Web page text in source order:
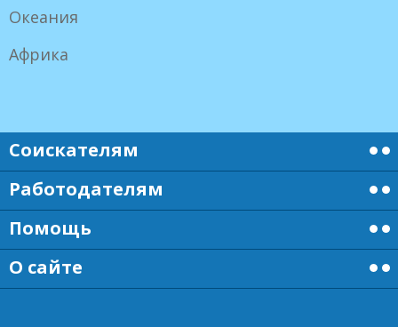
Океания
Африка
Соискателям
Работодателям
Помощь
О сайте